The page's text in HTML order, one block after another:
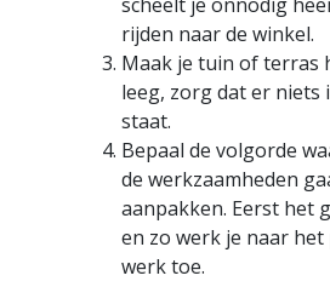
rijden naar de winkel.
Maak je tuin of terras
leeg, zorg dat er niets
staat.
Bepaal de volgorde
de werkzaamheden
aanpakken. Eerst het
en zo werk je naar het
werk toe.